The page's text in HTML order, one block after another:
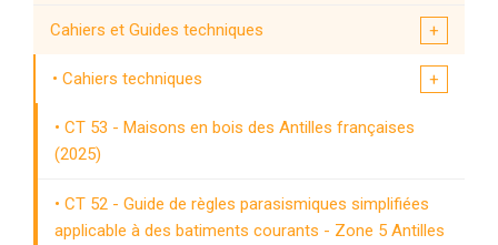
Cahiers et Guides techniques
Cahiers techniques
CT 53 - Maisons en bois des Antilles françaises
(2025)
CT 52 - Guide de règles parasismiques simplifiées
applicable à des batiments courants - Zone 5 Antilles